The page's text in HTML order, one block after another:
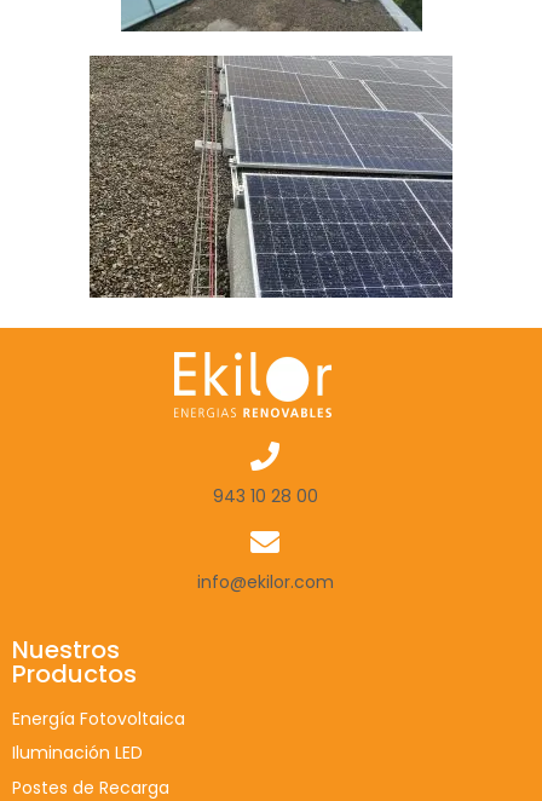
943 10 28 00
info@ekilor.com
Nuestros
Productos
Energía Fotovoltaica
Iluminación LED
Postes de Recarga